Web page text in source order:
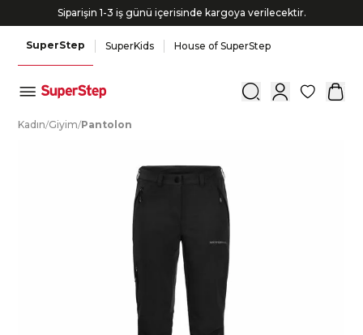
Siparişin 1-3 iş günü içerisinde kargoya verilecektir.
SuperStep SuperKids House of SuperStep
0
Kadın/Giyim/Pantolon